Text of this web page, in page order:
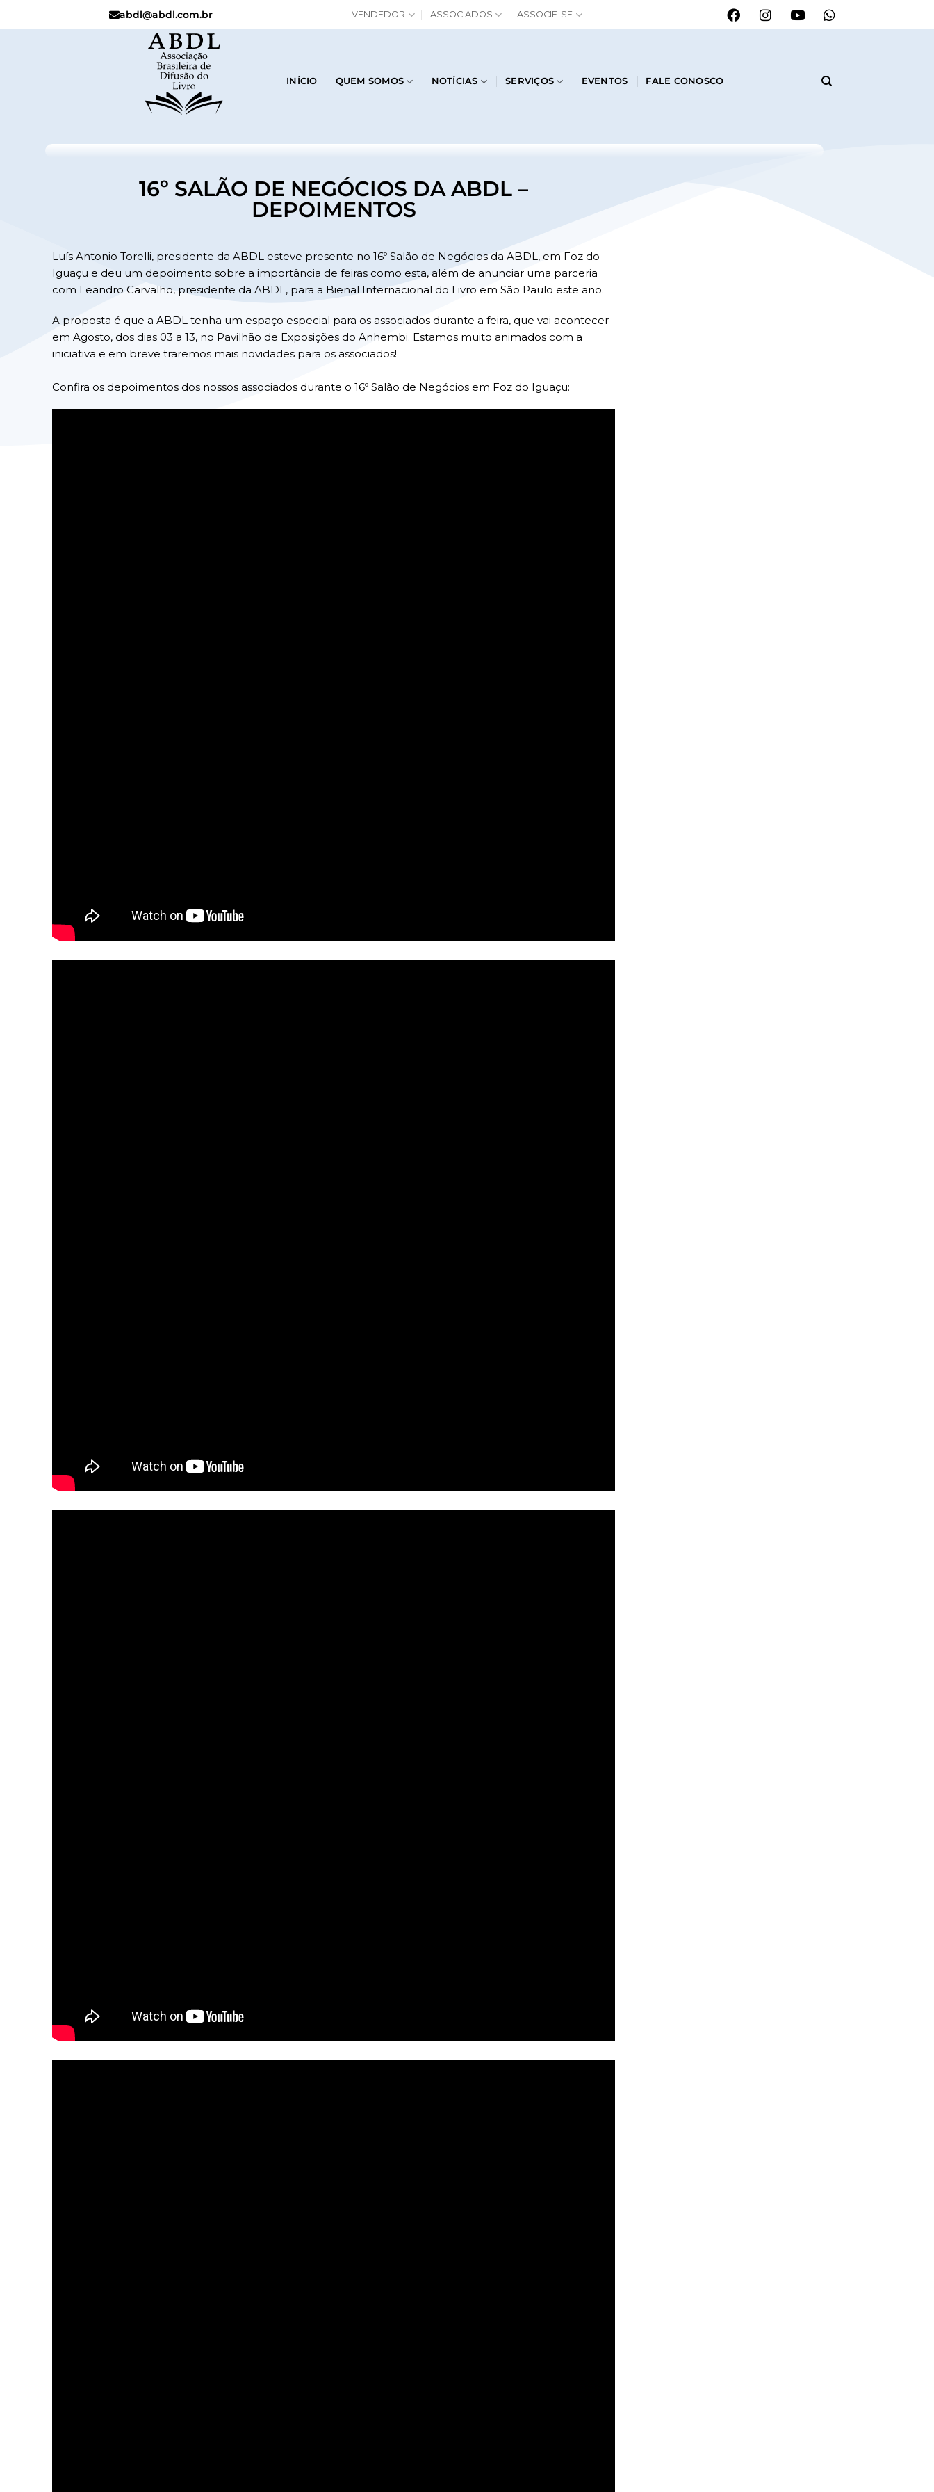
abdl@abdl.com.br VENDEDOR ASSOCIADOS ASSOCIE-SE
INÍCIO QUEM SOMOS NOTÍCIAS SERVIÇOS EVENTOS FALE CONOSCO
16º SALÃO DE NEGÓCIOS DA ABDL –
DEPOIMENTOS
Luís Antonio Torelli​, presidente da ABDL esteve presente no 16º Salão de Negócios da ABDL, em Foz do
Iguaçu e deu um depoimento sobre a importância de feiras como esta, além de anunciar uma parceria
com Leandro Carvalho​, presidente da ABDL, para a Bienal Internacional do Livro em São Paulo este ano.
A proposta é que a ABDL tenha um espaço especial para os associados durante a feira, que vai acontecer
em Agosto, dos dias 03 a 13, no Pavilhão de Exposições do Anhembi. Estamos muito animados com a
iniciativa e em breve traremos mais novidades para os associados!
Confira os depoimentos dos nossos associados durante o 16º Salão de Negócios em Foz do Iguaçu: